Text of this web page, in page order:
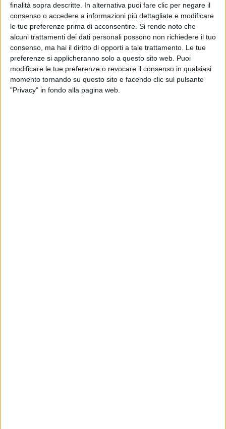
finalità sopra descritte. In alternativa puoi fare clic per negare il
consenso o accedere a informazioni più dettagliate e modificare
le tue preferenze prima di acconsentire. Si rende noto che
alcuni trattamenti dei dati personali possono non richiedere il tuo
consenso, ma hai il diritto di opporti a tale trattamento. Le tue
preferenze si applicheranno solo a questo sito web. Puoi
modificare le tue preferenze o revocare il consenso in qualsiasi
momento tornando su questo sito e facendo clic sul pulsante
"Privacy" in fondo alla pagina web.
NEWS 06 lug 2020
È morto Ennio Morricone: da Vasco Rossi a
Emma, la musica lo ricorda così
Ecco i pensieri di Cesare Cremonini, Giorgia, Fiorella
Mannoia, Turci...